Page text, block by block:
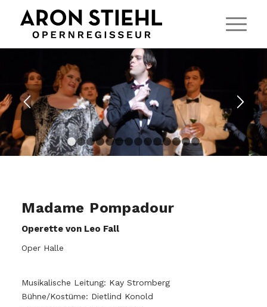
3 4 5 6 7 8 12 13 14
Madame Pompadour
Operette von Leo Fall
Oper Halle
Musikalische Leitung: Kay Stromberg
Bühne/Kostüme: Dietlind Konold